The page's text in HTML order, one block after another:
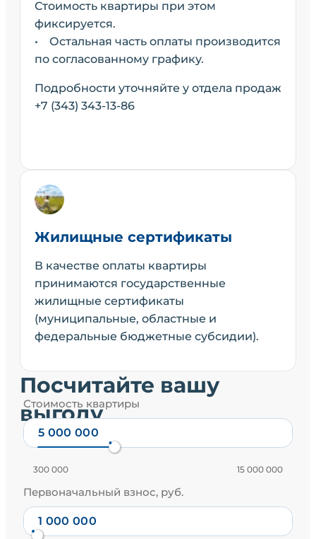
Стоимость квартиры при этом
фиксируется.
• Остальная часть оплаты производится
по согласованному графику.
Подробности уточняйте у отдела продаж
+7 (343) 343-13-86
Жилищные сертификаты
В качестве оплаты квартиры
принимаются государственные
жилищные сертификаты
(муниципальные, областные и
федеральные бюджетные субсидии).
Посчитайте вашу
выгоду
Стоимость квартиры
300 000 15 000 000
Первоначальный взнос, руб.